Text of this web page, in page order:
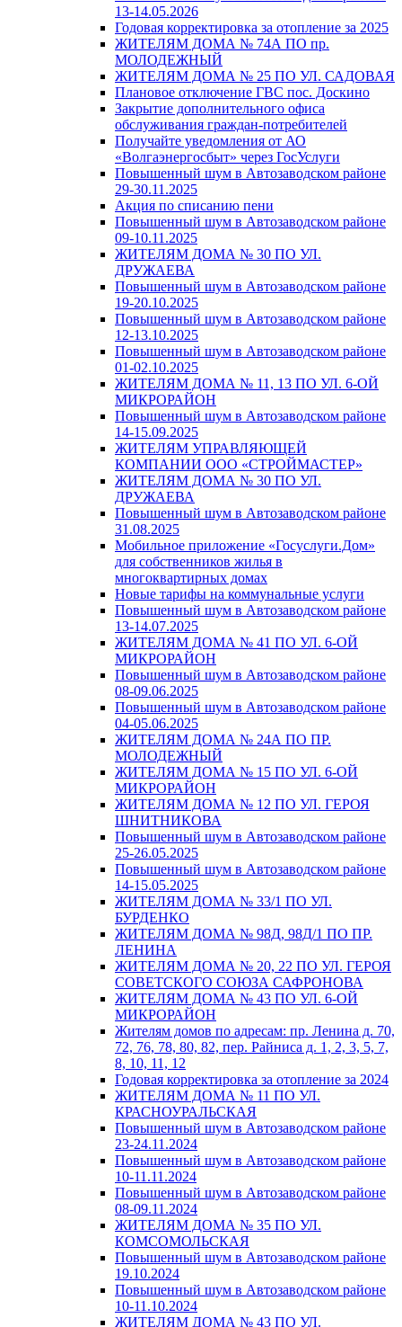
13-14.05.2026
Годовая корректировка за отопление за 2025
ЖИТЕЛЯМ ДОМА № 74А ПО пр.
МОЛОДЕЖНЫЙ
ЖИТЕЛЯМ ДОМА № 25 ПО УЛ. САДОВАЯ
Плановое отключение ГВС пос. Доскино
Закрытие дополнительного офиса
обслуживания граждан-потребителей
Получайте уведомления от АО
«Волгаэнергосбыт» через ГосУслуги
Повышенный шум в Автозаводском районе
29-30.11.2025
Акция по списанию пени
Повышенный шум в Автозаводском районе
09-10.11.2025
ЖИТЕЛЯМ ДОМА № 30 ПО УЛ.
ДРУЖАЕВА
Повышенный шум в Автозаводском районе
19-20.10.2025
Повышенный шум в Автозаводском районе
12-13.10.2025
Повышенный шум в Автозаводском районе
01-02.10.2025
ЖИТЕЛЯМ ДОМА № 11, 13 ПО УЛ. 6-ОЙ
МИКРОРАЙОН
Повышенный шум в Автозаводском районе
14-15.09.2025
ЖИТЕЛЯМ УПРАВЛЯЮЩЕЙ
КОМПАНИИ ООО «СТРОЙМАСТЕР»
ЖИТЕЛЯМ ДОМА № 30 ПО УЛ.
ДРУЖАЕВА
Повышенный шум в Автозаводском районе
31.08.2025
Мобильное приложение «Госуслуги.Дом»
для собственников жилья в
многоквартирных домах
Новые тарифы на коммунальные услуги
Повышенный шум в Автозаводском районе
13-14.07.2025
ЖИТЕЛЯМ ДОМА № 41 ПО УЛ. 6-ОЙ
МИКРОРАЙОН
Повышенный шум в Автозаводском районе
08-09.06.2025
Повышенный шум в Автозаводском районе
04-05.06.2025
ЖИТЕЛЯМ ДОМА № 24А ПО ПР.
МОЛОДЕЖНЫЙ
ЖИТЕЛЯМ ДОМА № 15 ПО УЛ. 6-ОЙ
МИКРОРАЙОН
ЖИТЕЛЯМ ДОМА № 12 ПО УЛ. ГЕРОЯ
ШНИТНИКОВА
Повышенный шум в Автозаводском районе
25-26.05.2025
Повышенный шум в Автозаводском районе
14-15.05.2025
ЖИТЕЛЯМ ДОМА № 33/1 ПО УЛ.
БУРДЕНКО
ЖИТЕЛЯМ ДОМА № 98Д, 98Д/1 ПО ПР.
ЛЕНИНА
ЖИТЕЛЯМ ДОМА № 20, 22 ПО УЛ. ГЕРОЯ
СОВЕТСКОГО СОЮЗА САФРОНОВА
ЖИТЕЛЯМ ДОМА № 43 ПО УЛ. 6-ОЙ
МИКРОРАЙОН
Жителям домов по адресам: пр. Ленина д. 70,
72, 76, 78, 80, 82, пер. Райниса д. 1, 2, 3, 5, 7,
8, 10, 11, 12
Годовая корректировка за отопление за 2024
ЖИТЕЛЯМ ДОМА № 11 ПО УЛ.
КРАСНОУРАЛЬСКАЯ
Повышенный шум в Автозаводском районе
23-24.11.2024
Повышенный шум в Автозаводском районе
10-11.11.2024
Повышенный шум в Автозаводском районе
08-09.11.2024
ЖИТЕЛЯМ ДОМА № 35 ПО УЛ.
КОМСОМОЛЬСКАЯ
Повышенный шум в Автозаводском районе
19.10.2024
Повышенный шум в Автозаводском районе
10-11.10.2024
ЖИТЕЛЯМ ДОМА № 43 ПО УЛ.